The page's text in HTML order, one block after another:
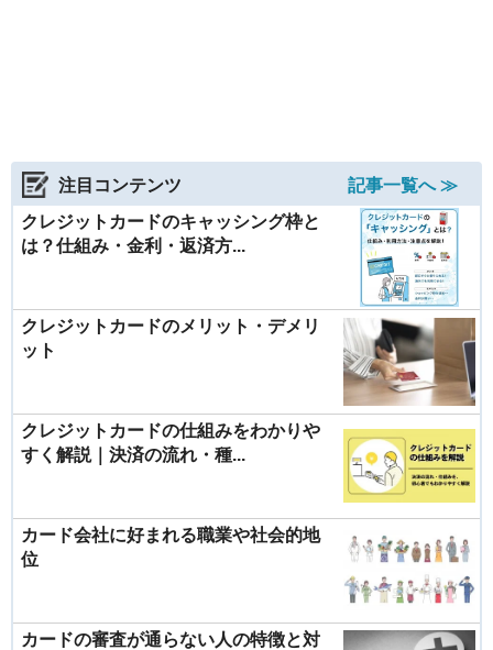
注目コンテンツ
記事一覧へ ≫
クレジットカードのキャッシング枠と
は？仕組み・金利・返済方...
クレジットカードのメリット・デメリ
ット
クレジットカードの仕組みをわかりや
すく解説｜決済の流れ・種...
カード会社に好まれる職業や社会的地
位
カードの審査が通らない人の特徴と対